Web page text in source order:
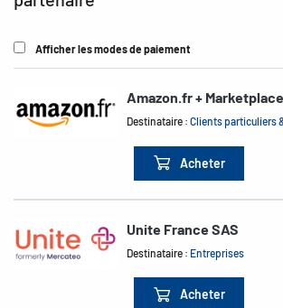
Afficher les modes de paiement
Amazon.fr + Marketplace
Destinataire :Clients particuliers
Acheter
Unite France SAS
Destinataire : Entreprises
Acheter